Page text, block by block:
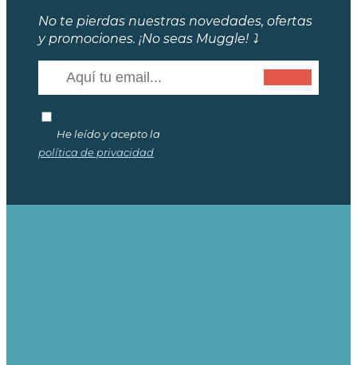
No te pierdas nuestras novedades, ofertas
y promociones. ¡No seas Muggle! ⤵️
He leído y acepto la
política de privacidad